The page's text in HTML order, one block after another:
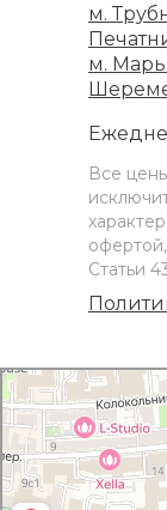
м.
м.
Все
Статьи
Bodymed клиника
Массажный салон в Москве
Эпиляция в Москве